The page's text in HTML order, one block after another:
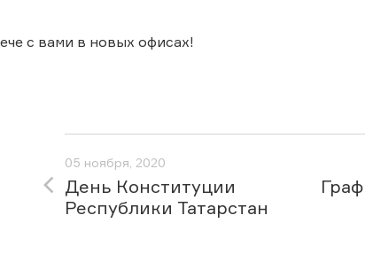
с вами в новых офисах!
05 ноября, 2020
День Конституции
Республики Татарстан